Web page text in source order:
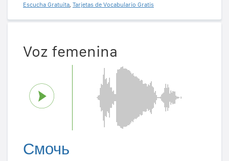
Escucha Gratuita, Tarjetas de Vocabulario Gratis
Voz femenina
Смочь